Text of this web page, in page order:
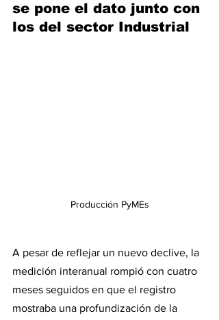
se pone el dato junto con
los del sector Industrial
Producción PyMEs
A pesar de reflejar un nuevo declive, la
medición interanual rompió con cuatro
meses seguidos en que el registro
mostraba una profundización de la